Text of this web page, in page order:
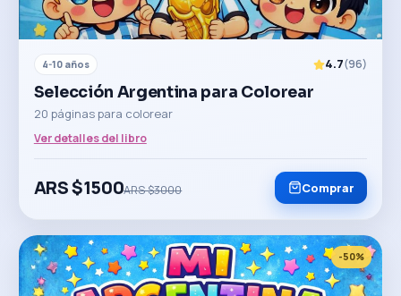
4-10 años 4.7(96)
Selección Argentina para Colorear
20 páginas para colorear
Ver detalles del libro
ARS $1500ARS $3000 Comprar
-50%